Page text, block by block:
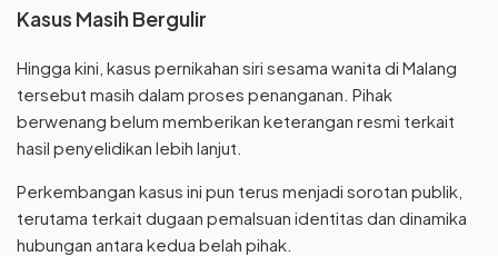
Kasus Masih Bergulir
Hingga kini, kasus pernikahan siri sesama wanita di Malang
tersebut masih dalam proses penanganan. Pihak
berwenang belum memberikan keterangan resmi terkait
hasil penyelidikan lebih lanjut.
Perkembangan kasus ini pun terus menjadi sorotan publik,
terutama terkait dugaan pemalsuan identitas dan dinamika
hubungan antara kedua belah pihak.